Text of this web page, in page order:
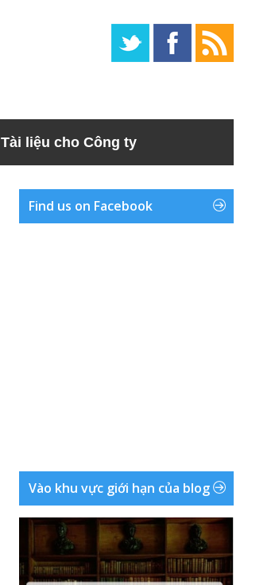
Tài liệu cho Công ty
Find us on Facebook
Vào khu vực giới hạn của blog